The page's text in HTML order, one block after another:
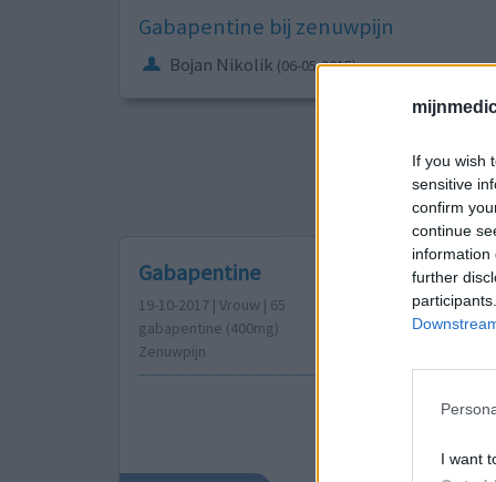
If you wish
sensitive
confirm
continue
information
further
I want
Gabapentine bij zenuwpijn
Bojan Nikolik (06-05-2015)
Gabapentine
19-10-2017 | Vrouw | 65
gabapentine (400mg)
Zenuwpijn